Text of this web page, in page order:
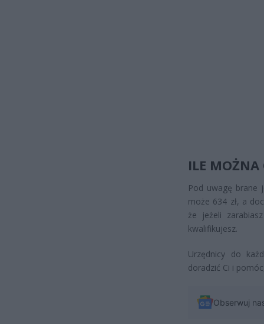
ILE MOŻNA
Pod uwagę brane
może 634 zł, a
że jeżeli
kwalifikujesz.
Urzędnicy do
doradzić Ci i
Obserwuj